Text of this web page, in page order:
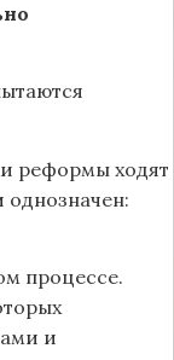
реформы ходят
однозначен:
процессе.
и